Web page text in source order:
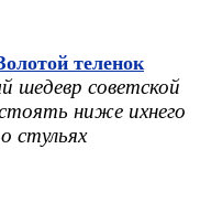
теленок
шедевр советской
ниже ихнего
стульях